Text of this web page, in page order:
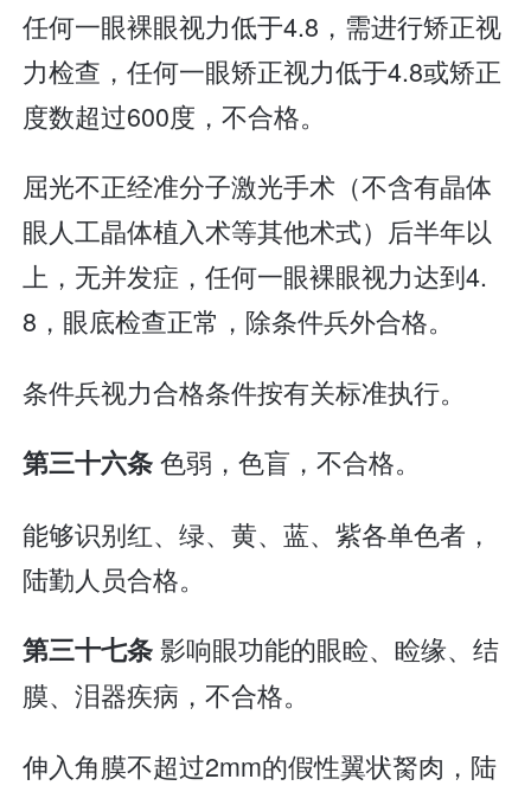
任何一眼裸眼视力低于4.8，需进行矫正视
力检查，任何一眼矫正视力低于4.8或矫正
度数超过600度，不合格。
屈光不正经准分子激光手术（不含有晶体
眼人工晶体植入术等其他术式）后半年以
上，无并发症，任何一眼裸眼视力达到4.
8，眼底检查正常，除条件兵外合格。
条件兵视力合格条件按有关标准执行。
第三十六条色弱，色盲，不合格。
能够识别红、绿、黄、蓝、紫各单色者，
陆勤人员合格。
第三十七条影响眼功能的眼睑、睑缘、结
膜、泪器疾病，不合格。
伸入角膜不超过2mm的假性翼状胬肉，陆